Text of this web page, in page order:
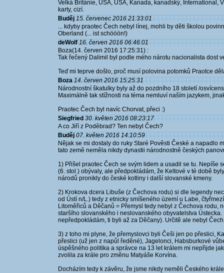
Velká Británie, USA, USA, Kanada, kanadský, International,
karty, cizí.
Buděj 15. červenec 2016 21:33:01
... kdyby praotec Čech nebyl línej, mohli by děti školou
Oberland (... ist schööön!)
deWolf 16. červen 2016 06:46:01
Boza(14. červen 2016 17:25:31) :
Tak řečený Dalimil byl podle mého nárotu nacionalista dost
Teď mi teprve došlo, proč musí polovina potomků Praotce
Boza 14. červen 2016 15:25:31
Národnostní škatulky byly až do pozdního 18 století /
Maximálně tak stížnosti na téma nemluví naším jazykem,
Praotec Čech byl navíc Chorvat, přeci :)
Siegfried 30. květen 2016 08:23:17
A co Jiří z Poděbrad? Ten nebyl Čech?
Buděj 07. květen 2016 14:10:59
Nějak se mi dostaly do ruky Staré Pověsti České a napadlo
tato země neměla nikdy dynastii národnostně českých
1) Přišel praotec Čech se svým lidem a usadil se tu. Nepíše
(6. stol.) obývaly, ale předpokládám, že Keltové v té době
národů pronikly do české kotliny i další slovanské kmeny.
2) Krokova dcera Libuše (z Čechova rodu) si dle legendy
od Ústí n/L.) tedy z etnicky smíšeného území u Labe,
Litoměřiců a Děčanů = Přemysl tedy nebyl z Čechova rodu,
staršího slovanského i neslovanského obyvatelstva
nepředpokládám, ti byli až za Děčany). Určitě ale nebyl
3) z toho mi plyne, že přemyslovci byli Češi jen po přeslici,
přeslici (už jen z napůl ředěné), Jagelonci, Habsburkové
úspěšného politika a správce na 13 let králem mi nepřijde
zvolila za krále pro změnu Matyáše Korvína.
Docházím tedy k závěru, že jsme nikdy neměli Českého